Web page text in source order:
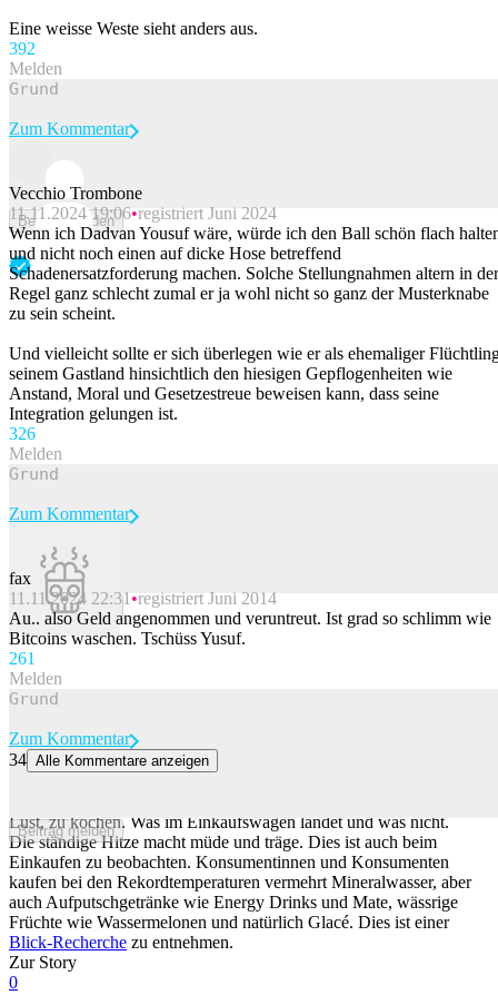
Eine weisse Weste sieht anders aus.
392
Melden
Beitrag melden
Zum Kommentar
Vecchio Trombone
11.11.2024 19:06 registriert Juni 2024
Wenn ich Dadvan Yousuf wäre, würde ich den Ball schön flach
und nicht noch einen auf dicke Hose betreffend
Schadenersatzforderung machen. Solche Stellungnahmen altern in der
Regel ganz schlecht zumal er ja wohl nicht so ganz der Musterknabe
zu sein scheint.
Und vielleicht sollte er sich überlegen wie er als ehemaliger
seinem Gastland hinsichtlich den hiesigen Gepflogenheiten wie
Anstand, Moral und Gesetzestreue beweisen kann, dass seine
Integration gelungen ist.
326
Melden
Beitrag melden
Zum Kommentar
fax
11.11.2024 22:31 registriert Juni 2014
Au.. also Geld angenommen und veruntreut. Ist grad so schlimm wie
Bitcoins waschen. Tschüss Yusuf.
261
Melden
Beitrag melden
Zum Kommentar
34 Alle Kommentare anzeigen
Lust, zu kochen. Was im Einkaufswagen landet und was nicht.
Die ständige Hitze macht müde und träge. Dies ist auch beim
Einkaufen zu beobachten. Konsumentinnen und Konsumenten
kaufen bei den Rekordtemperaturen vermehrt Mineralwasser, aber
auch Aufputschgetränke wie Energy Drinks und Mate, wässrige
Früchte wie Wassermelonen und natürlich Glacé. Dies ist einer
Blick-Recherche zu entnehmen.
Zur Story
0